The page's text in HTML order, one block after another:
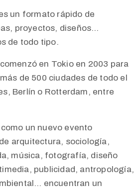
un formato rápido de
proyectos, diseños…
de todo tipo.
en Tokio en 2003 para
de 500 ciudades de todo el
Berlín o Rotterdam, entre
un nuevo evento
arquitectura, sociología,
música, fotografía, diseño
publicidad, antropología,
encuentran un